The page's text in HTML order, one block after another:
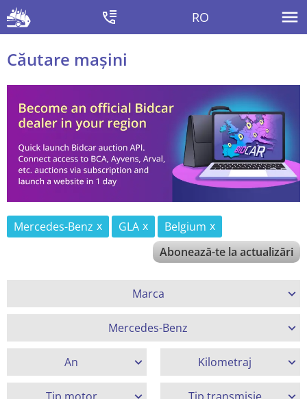
RO
Căutare mașini
Mercedes-Benz GLA
Belgium
Abonează-te la actualizări
Marca
Mercedes-Benz
An Kilometraj